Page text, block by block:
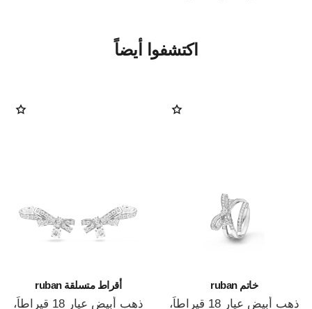
اكتشفوا أيضاً
خاتم ruban
ذهب أبيض عيار 18 قيراطاً،
أقراط متسلقة ruban
ذهب أبيض عيار 18 قيراطاً،